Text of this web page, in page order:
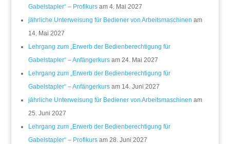
Gabelstapler“ – Profikursam 4. Mai 2027
jährliche Unterweisung für Bediener von Arbeitsmaschinen am
14. Mai 2027
Lehrgang zum „Erwerb der Bedienberechtigung für
Gabelstapler“ – Anfängerkursam 24. Mai 2027
Lehrgang zum „Erwerb der Bedienberechtigung für
Gabelstapler“ – Anfängerkursam 14. Juni 2027
jährliche Unterweisung für Bediener von Arbeitsmaschinen am
25. Juni 2027
Lehrgang zum „Erwerb der Bedienberechtigung für
Gabelstapler“ – Profikursam 28. Juni 2027